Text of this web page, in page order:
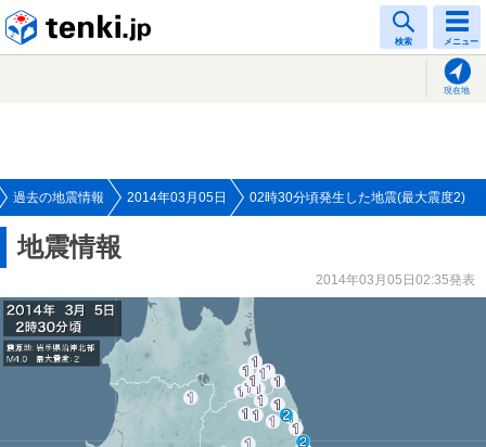
検索 メニュー
現在地
過去の地震情報 2014年03月05日 02時30分頃発生した地震(最大震度2)
地震情報
2014年03月05日02:35発表